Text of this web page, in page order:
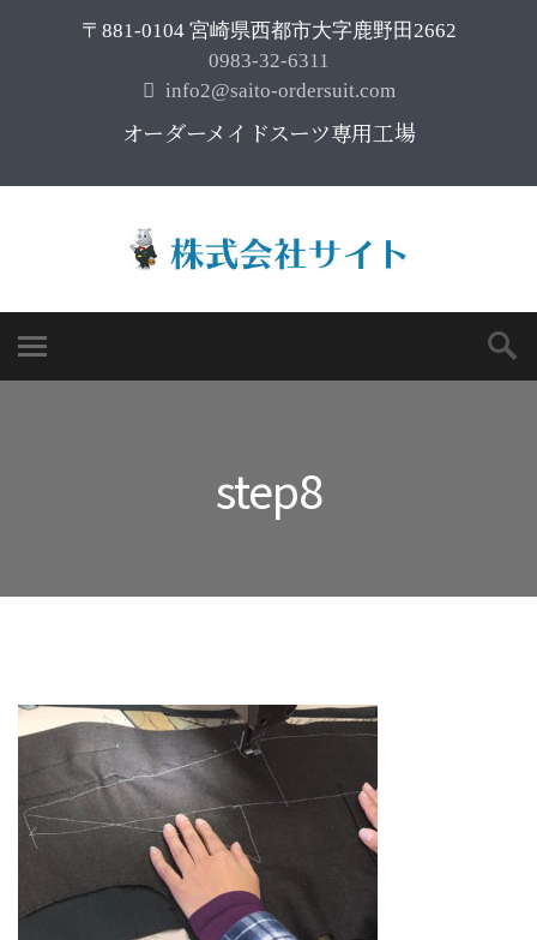
〒881-0104 宮崎県西都市大字鹿野田2662
0983-32-6311
info2@saito-ordersuit.com
オーダーメイドスーツ専用工場
step8
Google+ Email